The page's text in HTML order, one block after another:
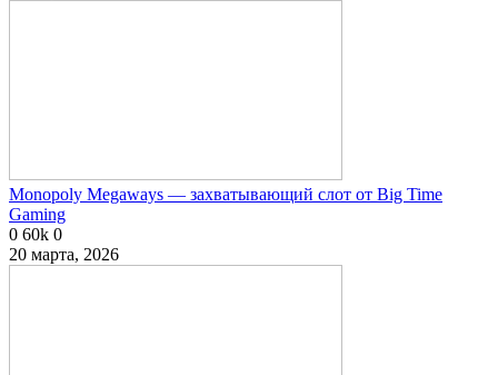
Monopoly Megaways — захватывающий слот от Big Time
Gaming
0 60k 0
20 марта, 2026